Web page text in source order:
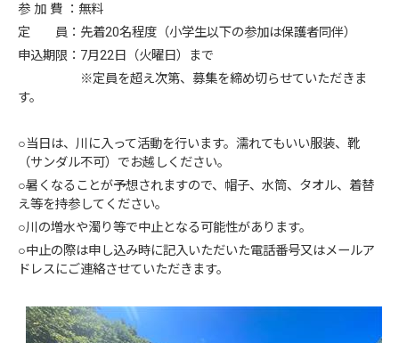
参 加 費 ：無料
定 員：先着20名程度（小学生以下の参加は保護者同伴）
申込期限：7月22日（火曜日）まで
※定員を超え次第、募集を締め切らせていただきま
す。
○当日は、川に入って活動を行います。濡れてもいい服装、靴
（サンダル不可）でお越しください。
○暑くなることが予想されますので、帽子、水筒、タオル、着替
え等を持参してください。
○川の増水や濁り等で中止となる可能性があります。
○中止の際は申し込み時に記入いただいた電話番号又はメールア
ドレスにご連絡させていただきます。